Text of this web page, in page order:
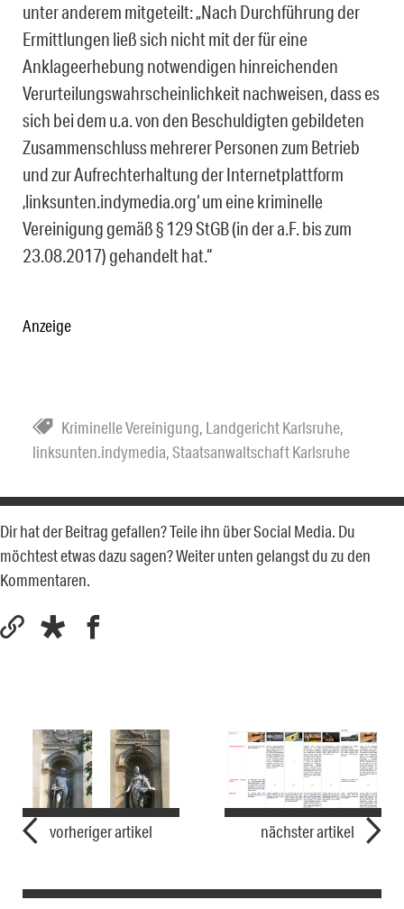
unter anderem mitgeteilt: „Nach Durchführung der
Ermittlungen ließ sich nicht mit der für eine
Anklageerhebung notwendigen hinreichenden
Verurteilungswahrscheinlichkeit nachweisen, dass es
sich bei dem u.a. von den Beschuldigten gebildeten
Zusammenschluss mehrerer Personen zum Betrieb
und zur Aufrechterhaltung der Internetplattform
‚linksunten.indymedia.org‘ um eine kriminelle
Vereinigung gemäß § 129 StGB (in der a.F. bis zum
23.08.2017) gehandelt hat.“
Anzeige
Kriminelle Vereinigung, Landgericht Karlsruhe,
linksunten.indymedia,Staatsanwaltschaft Karlsruhe
Dir hat der Beitrag gefallen? Teile ihn über Social Media. Du
möchtest etwas dazu sagen? Weiter unten gelangst du zu den
Kommentaren.
vorheriger artikel nächster artikel